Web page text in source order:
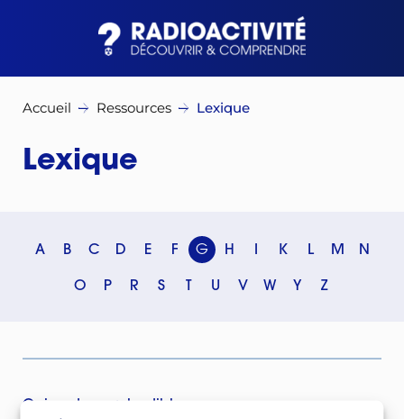
Accueil Ressources Lexique
Lexique
A B C D E F G H K L M N
O P R S U V W Y Z
Gaine de combustible